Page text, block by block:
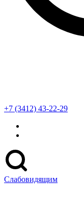
+7 (3412) 43-22-29
Слабовидящим